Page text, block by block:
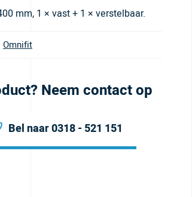
mm, 1 × vast + 1 × verstelbaar.
Omnifit
Neem contact op
Bel naar 0318 - 521 151